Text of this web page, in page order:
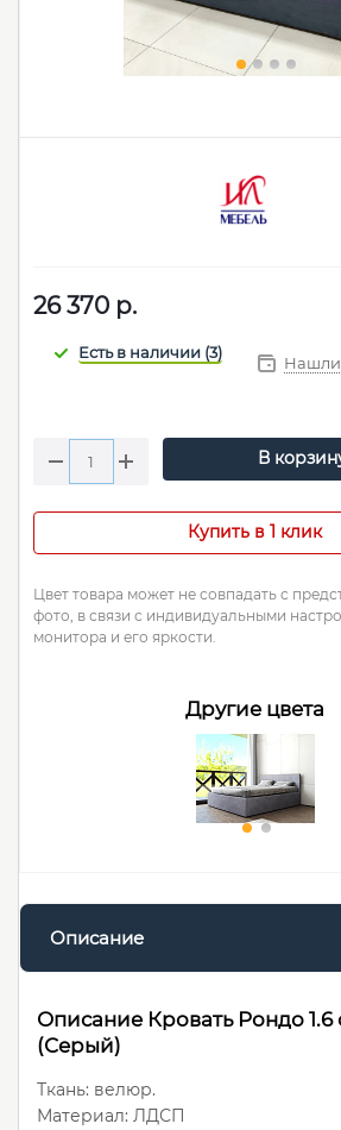
26 370 р.
Нашли
В
Купить в 1 клик
Цвет товара может не совпадать с
фото, в связи с индивидуальными
монитора и его яркости.
Другие цвета
Описание
Описание Кровать Рондо
(Серый)
Ткань: велюр.
Материал: ЛДСП